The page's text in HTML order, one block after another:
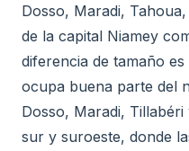
Dosso, Maradi,
de la capital Niamey
diferencia de tamaño
ocupa buena parte del
Dosso, Maradi,
sur y suroeste, donde